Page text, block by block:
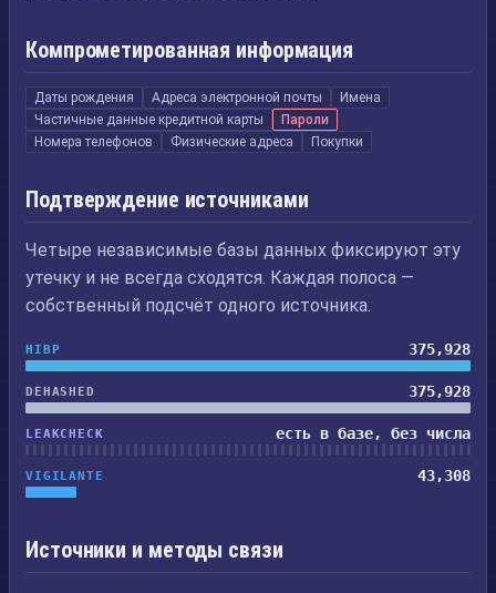
Компрометированная информация
Даты рождения Адреса электронной почты
Имена
Частичные данные кредитной карты
Пароли
Номера телефонов
Физические адреса Покупки
Подтверждение источниками
Четыре независимые базы данных фиксируют эту
утечку и не всегда сходятся. Каждая полоса —
собственный подсчёт одного источника.
HIBP 375,928
DEHASHED 375,928
LEAKCHECK есть в базе, без числа
VIGILANTE 43,308
Источники и методы связи